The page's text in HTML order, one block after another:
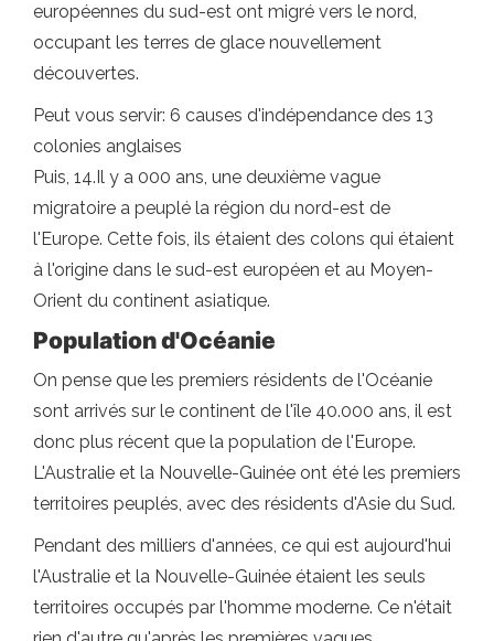
européennes du sud-est ont migré vers le nord,
occupant les terres de glace nouvellement
découvertes.
Peut vous servir: 6 causes d'indépendance des 13
colonies anglaises
Puis, 14.Il y a 000 ans, une deuxième vague
migratoire a peuplé la région du nord-est de
l'Europe. Cette fois, ils étaient des colons qui étaient
à l'origine dans le sud-est européen et au Moyen-
Orient du continent asiatique.
Population d'Océanie
On pense que les premiers résidents de l'Océanie
sont arrivés sur le continent de l'île 40.000 ans, il est
donc plus récent que la population de l'Europe.
L'Australie et la Nouvelle-Guinée ont été les premiers
territoires peuplés, avec des résidents d'Asie du Sud.
Pendant des milliers d'années, ce qui est aujourd'hui
l'Australie et la Nouvelle-Guinée étaient les seuls
territoires occupés par l'homme moderne. Ce n'était